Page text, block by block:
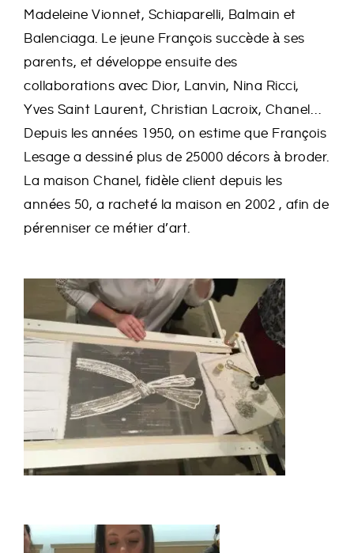
Madeleine Vionnet, Schiaparelli, Balmain et
Balenciaga. Le jeune François succède à ses
parents, et développe ensuite des
collaborations avec Dior, Lanvin, Nina Ricci,
Yves Saint Laurent, Christian Lacroix, Chanel…
Depuis les années 1950, on estime que François
Lesage a dessiné plus de 25000 décors à broder.
La maison Chanel, fidèle client depuis les
années 50, a racheté la maison en 2002 , afin de
pérenniser ce métier d’art.